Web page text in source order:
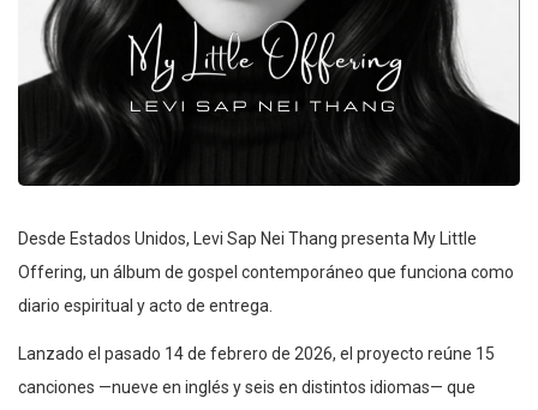
Desde Estados Unidos, Levi Sap Nei Thang presenta My Little
Offering, un álbum de gospel contemporáneo que funciona como
diario espiritual y acto de entrega.
Lanzado el pasado 14 de febrero de 2026, el proyecto reúne 15
canciones —nueve en inglés y seis en distintos idiomas— que